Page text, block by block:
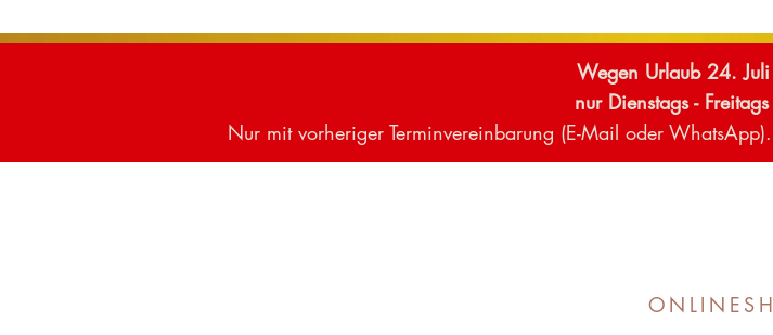
Wegen Urlaub 24.
nur Dienstags -
Nur mit vorheriger Terminvereinbarung (E-Mail oder